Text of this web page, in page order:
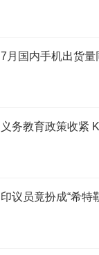
7月国内手机出货量
义务教育政策收紧
印议员竟扮成“希特